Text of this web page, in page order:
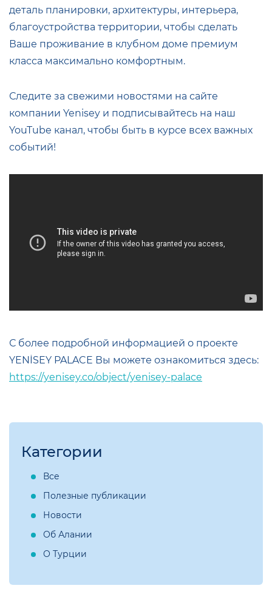
деталь планировки, архитектуры, интерьера,
благоустройства территории, чтобы сделать
Ваше проживание в клубном доме премиум
класса максимально комфортным.
Следите за свежими новостями на сайте
компании Yenisey и подписывайтесь на наш
YouTube канал, чтобы быть в курсе всех важных
событий!
С более подробной информацией о проекте
YENİSEY PALACE Вы можете ознакомиться здесь:
https://yenisey.co/object/yenisey-palace
Категории
Все
Полезные публикации
Новости
Об Алании
О Турции